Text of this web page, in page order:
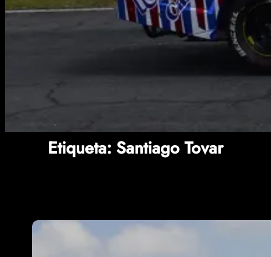
Etiqueta: Santiago Tovar